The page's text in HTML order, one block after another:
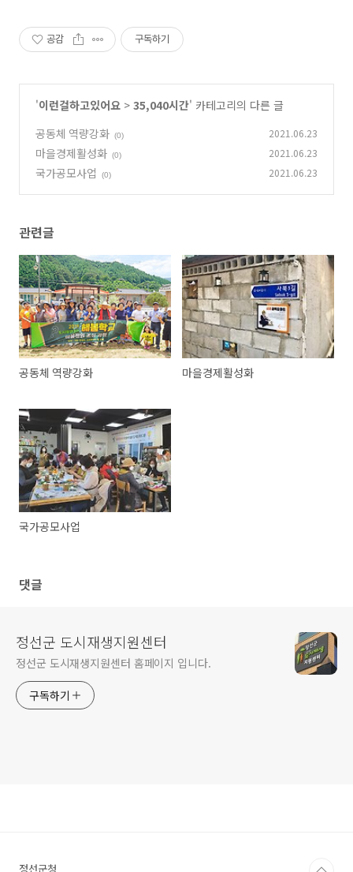
공감 구독하기
'이런걸하고있어요 > 35,040시간' 카테고리의 다른 글
공동체 역량강화 (0) 2021.06.23
마을경제활성화 (0) 2021.06.23
국가공모사업 (0) 2021.06.23
관련글
공동체 역량강화 마을경제활성화
국가공모사업
댓글
정선군 도시재생지원센터
정선군 도시재생지원센터 홈페이지 입니다.
구독하기
정선군청